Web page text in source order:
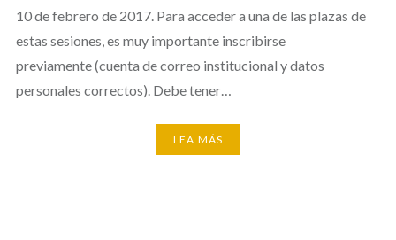
10 de febrero de 2017. Para acceder a una de las plazas de
estas sesiones, es muy importante inscribirse
previamente (cuenta de correo institucional y datos
personales correctos). Debe tener…
LEA MÁS